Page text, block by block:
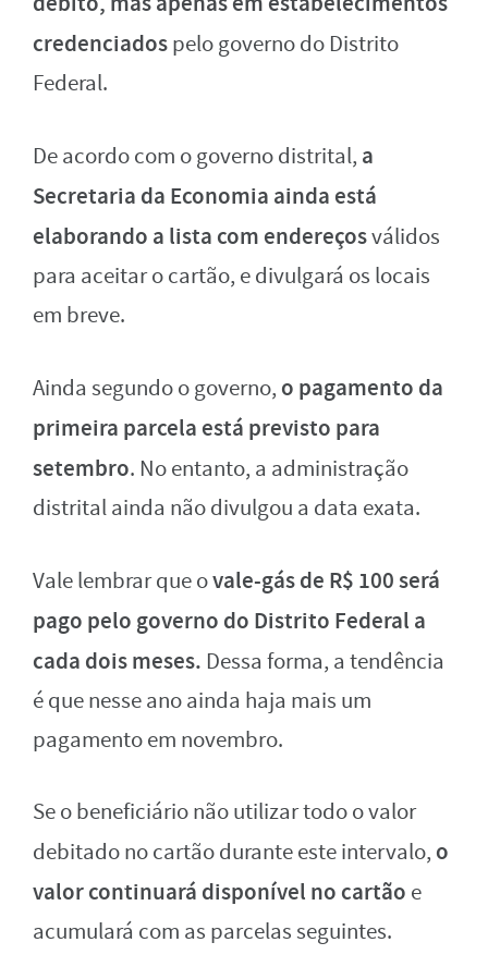
credenciadospelo governo do Distrito
Federal.
De acordo com o governo distrital, a
Secretaria da Economia ainda está
elaborando a lista com endereçosválidos
para aceitar o cartão, e divulgará os locais
em breve.
Ainda segundo o governo, o pagamento da
primeira parcela está previsto para
setembro. No entanto, a administração
distrital ainda não divulgou a data exata.
Vale lembrar que ovale-gás de R$ 100 será
pago pelo governo do Distrito Federal a
cada dois meses. Dessa forma, a tendência
é que nesse ano ainda haja mais um
pagamento em novembro.
Se o beneficiário não utilizar todo o valor
debitado no cartão durante este intervalo, o
valor continuará disponível no cartão e
acumulará com as parcelas seguintes.